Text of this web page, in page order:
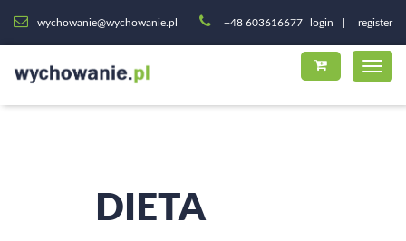
wychowanie@wychowanie.pl +48 603616677 login register
DIETA